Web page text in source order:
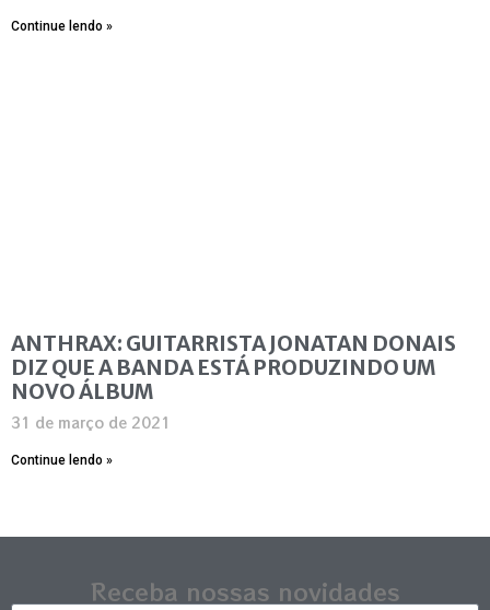
Continue lendo »
ANTHRAX: GUITARRISTA JONATAN DONAIS
DIZ QUE A BANDA ESTÁ PRODUZINDO UM
NOVO ÁLBUM
31 de março de 2021
Continue lendo »
Receba nossas novidades